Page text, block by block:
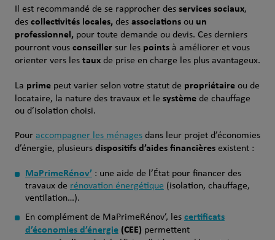
Il est recommandé de se rapprocher des services sociaux,
des collectivités locales,des associationsou un
professionnel, pour toute demande ou devis. Ces derniers
pourront vous conseillersur les pointsà améliorer et vous
orienter vers les tauxde prise en charge les plus avantageux.
La primepeut varier selon votre statut de propriétaireou de
locataire, la nature des travaux et le systèmede chauffage
ou d’isolation choisi.
Pour accompagner les ménagesdans leur projet d’économies
d’énergie, plusieurs dispositifs d’aidesfinancièresexistent :
MaPrimeRénov’: une aide de l’État pour financer des
travaux de rénovation énergétique (isolation, chauffage,
ventilation…).
En complément de MaPrimeRénov’, les certificats
d’économies d’énergie(CEE) permettent